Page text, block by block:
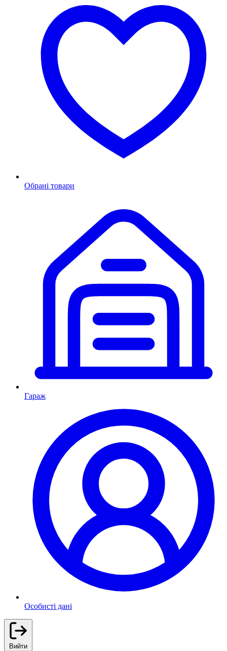
Обрані товари
Гараж
Особисті дані
Вийти